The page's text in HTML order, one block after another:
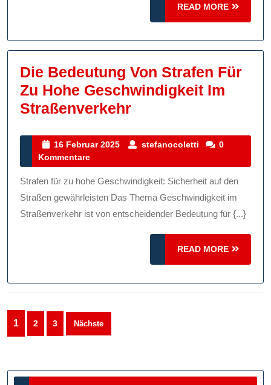
READ MORE
READ
MORE
Die Bedeutung Von Strafen Für
Zu Hohe Geschwindigkeit Im
StraßenverkehrDie
Von
Für
Zu
Hohe
Geschwindigkeit
16 Februar 2025
16
2025
stefanocoletti stefanocoletti
0
Kommentare
Strafen für zu hohe Geschwindigkeit: Sicherheit auf den
Straßen gewährleisten Das Thema Geschwindigkeit im
Straßenverkehr ist von entscheidender Bedeutung für {...}
READ MORE
READ
MORE
Seitennummerierung
der
1 2 3 Nächste